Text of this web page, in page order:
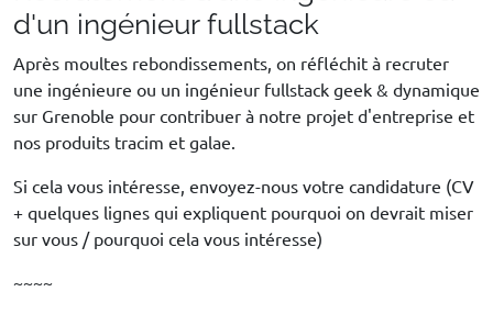
d'un ingénieur fullstack
Après moultes rebondissements, on réfléchit à recruter
une ingénieure ou un ingénieur fullstack geek & dynamique
sur Grenoble pour contribuer à notre projet d'entreprise et
nos produits tracim et galae.
Si cela vous intéresse, envoyez-nous votre candidature (CV
+ quelques lignes qui expliquent pourquoi on devrait miser
sur vous / pourquoi cela vous intéresse)
~~~~